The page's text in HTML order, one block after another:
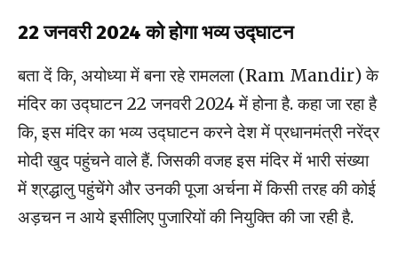
22 जनवरी 2024 को होगा भव्य उद्घाटन
बता दें कि, अयोध्या में बना रहे रामलला (Ram Mandir) के
मंदिर का उद्घाटन 22 जनवरी 2024 में होना है. कहा जा रहा है
कि, इस मंदिर का भव्य उद्घाटन करने देश में प्रधानमंत्री नरेंद्र
मोदी खुद पहुंचने वाले हैं. जिसकी वजह इस मंदिर में भारी संख्या
में श्रद्धालु पहुंचेंगे और उनकी पूजा अर्चना में किसी तरह की कोई
अड़चन न आये इसीलिए पुजारियों की नियुक्ति की जा रही है.